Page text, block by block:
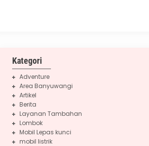
Kategori
Adventure
Area Banyuwangi
Artikel
Berita
Layanan Tambahan
Lombok
Mobil Lepas kunci
mobil listrik